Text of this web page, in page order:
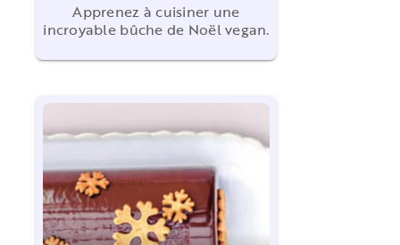
Apprenez à cuisiner une
incroyable bûche de Noël vegan.